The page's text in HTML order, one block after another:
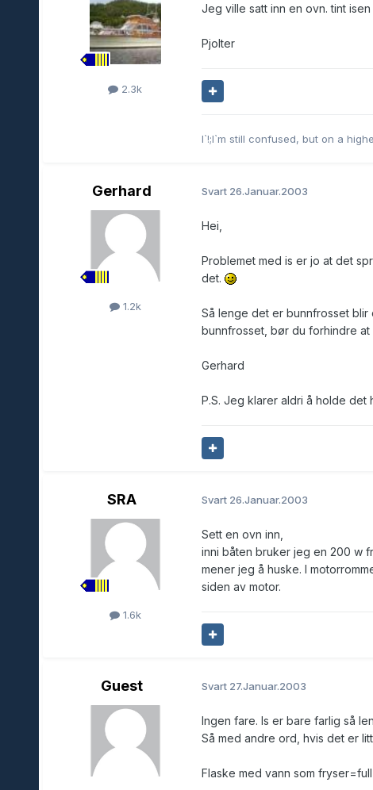
2.3k
Jeg ville satt inn en ovn. tint
Pjolter
I`!;I`m still confused, but on a
Gerhard
1.2k
Svart 26.Januar.2003
Hei,
Problemet med is er jo at det
det.
Så lenge det er bunnfrosset
bunnfrosset, bør du forhindre
Gerhard
P.S. Jeg klarer aldri å holde
SRA
1.6k
Svart 26.Januar.2003
Sett en ovn inn,
inni båten bruker jeg en 200 w
mener jeg å huske. I
siden av motor.
Guest Svart 27.Januar.2003
Ingen fare. Is er bare farlig så
Så med andre ord, hvis det er
Flaske med vann som